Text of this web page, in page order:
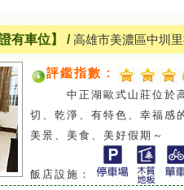
有車位】 /高雄市美濃區中圳
評鑑指數 ：
中正湖歐式山莊位於高
切、乾淨、有特色、幸福感
美景、美食、美好假期～
飯店設施：